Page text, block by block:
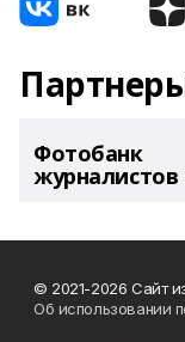
Фотобанк
журналистов
© 2021-2026 Сайт
Об использовании